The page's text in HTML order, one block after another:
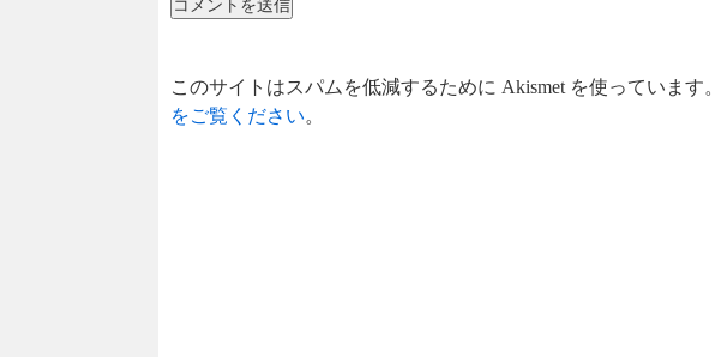
このサイトはスパムを低減するために Akismet を使っています。
をご覧ください。